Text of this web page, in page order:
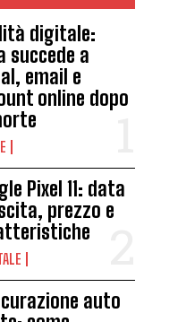
digitale:
succede a
email e
online dopo
Pixel 11: data
prezzo e
auto